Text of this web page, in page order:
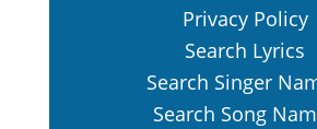
ንውጥውጥታ ድምፅ ሰማሁ።
መንፈስ አንሥቶ
በምሬትና በመንፈሴ ሙቀት
Privacy Policy
Search Lyrics
Search Singer
Search Song